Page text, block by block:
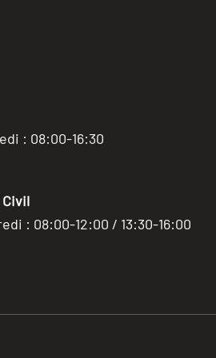
: 08:00-16:30
: 08:00-12:00 / 13:30-16:00